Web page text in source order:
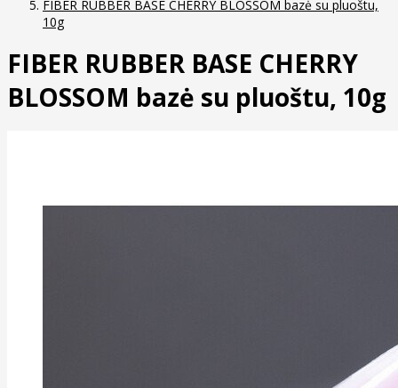
FIBER RUBBER BASE CHERRY BLOSSOM bazė su pluoštu,
10g
FIBER RUBBER BASE CHERRY
BLOSSOM bazė su pluoštu, 10g